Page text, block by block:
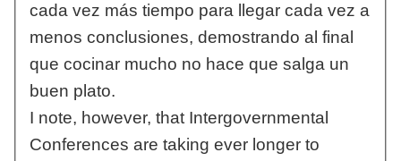
cada vez más tiempo para llegar cada vez a
menos conclusiones, demostrando al final
que cocinar mucho no hace que salga un
buen plato.
I note, however, that Intergovernmental
Conferences are taking ever longer to